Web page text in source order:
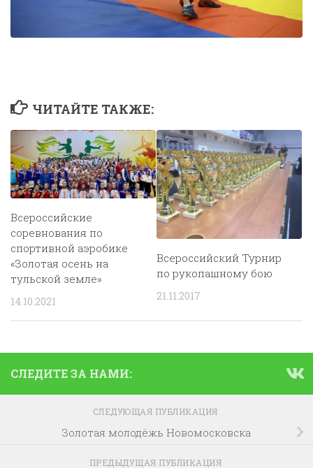
ЧИТАЙТЕ ТАКЖЕ:
Всероссийские
соревнования по
спортивной аэробике
«Золотая осень на
тульской земле»
14.10.2021
Всероссийский Турнир
по рукопашному бою
21.11.2017
СЛЕДИТЕ ЗА НАМИ:
СЛЕДУЮЩАЯ ПУБЛИКАЦИЯ
Золотая молодёжь Новомосковска
ПРЕДЫДУЩАЯ ПУБЛИКАЦИЯ